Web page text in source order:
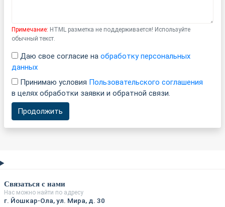
Примечание: HTML разметка не поддерживается! Используйте
обычный текст.
Даю свое согласие на обработку персональных
данных
Принимаю условия Пользовательского соглашения
в целях обработки заявки и обратной связи.
Продолжить
Связаться с нами
Нас можно найти по адресу
г. Йошкар-Ола, ул. Мира, д. 30